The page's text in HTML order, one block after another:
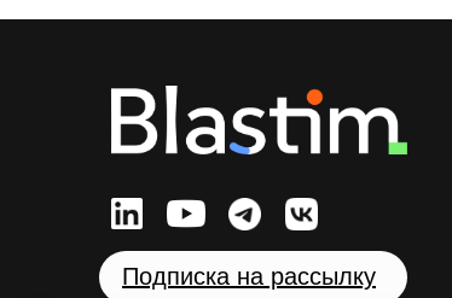
Подписка на рассылку